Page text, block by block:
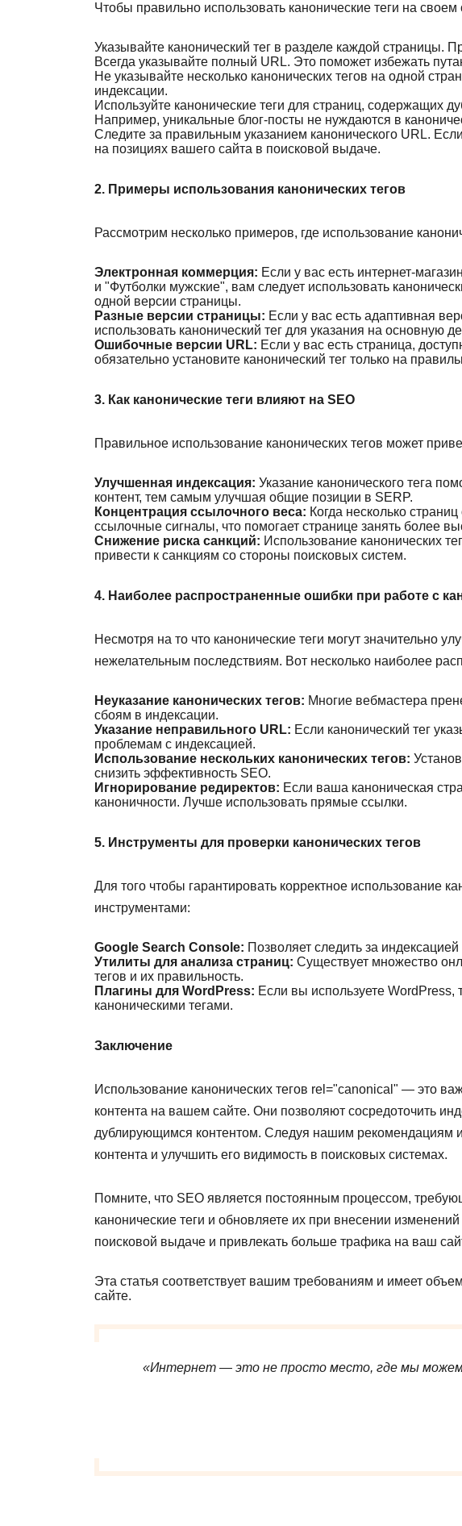
Чтобы правильно использовать канонические теги на
Указывайте канонический тег в разделе каждой страницы.
Всегда указывайте полный URL. Это поможет избежать
Не указывайте несколько канонических тегов на одной
индексации.
Используйте канонические теги для страниц, содержащих
Например, уникальные блог-посты не нуждаются в
Следите за правильным указанием канонического URL.
на позициях вашего сайта в поисковой выдаче.
2. Примеры использования канонических тегов
Рассмотрим несколько примеров, где использование
Электронная коммерция: Если у вас есть интернет-
и "Футболки мужские", вам следует использовать
одной версии страницы.
Разные версии страницы: Если у вас есть адаптивная
использовать канонический тег для указания на основную
Ошибочные версии URL: Если у вас есть страница,
обязательно установите канонический тег только на
3. Как канонические теги влияют на SEO
Правильное использование канонических тегов может
Улучшенная индексация: Указание канонического тега
контент, тем самым улучшая общие позиции в SERP.
Концентрация ссылочного веса: Когда несколько
ссылочные сигналы, что помогает странице занять более
Снижение риска санкций: Использование канонических
привести к санкциям со стороны поисковых систем.
4. Наиболее распространенные ошибки при работе с
Несмотря на то что канонические теги могут значительно
нежелательным последствиям. Вот несколько наиболее
Неуказание канонических тегов: Многие вебмастера
сбоям в индексации.
Указание неправильного URL: Если канонический тег
проблемам с индексацией.
Использование нескольких канонических тегов:
снизить эффективность SEO.
Игнорирование редиректов: Если ваша каноническая
каноничности. Лучше использовать прямые ссылки.
5. Инструменты для проверки канонических тегов
Для того чтобы гарантировать корректное использование
инструментами:
Google Search Console: Позволяет следить за
Утилиты для анализа страниц: Существует множество
тегов и их правильность.
Плагины для WordPress: Если вы используете
каноническими тегами.
Заключение
Использование канонических тегов rel="canonical" — это
контента на вашем сайте. Они позволяют сосредоточить
дублирующимся контентом. Следуя нашим рекомендациям
контента и улучшить его видимость в поисковых системах.
Помните, что SEO является постоянным процессом,
канонические теги и обновляете их при внесении
поисковой выдаче и привлекать больше трафика на ваш
Эта статья соответствует вашим требованиям и имеет
сайте.
«Интернет — это не просто место, где мы можем